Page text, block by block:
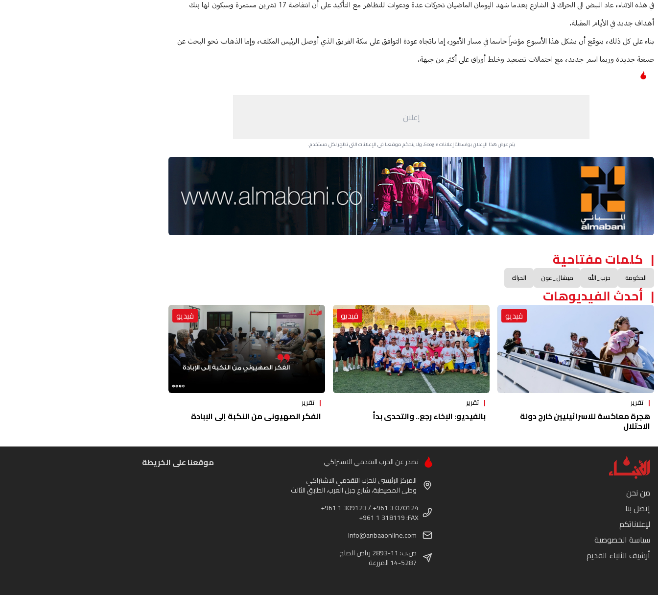
في هذه الاثناء، عاد النبض الى الحراك في الشارع بعدما شهد اليومان الماضيان تحركات عدة ودعوات للتظاهر مع التأكيد على أن انتفاضة 17 تشرين مستمرة وسيكون لها بنك
أهداف جديد في الأيام المقبلة.
بناء على كل ذلك، يتوقع أن يشكل هذا الأسبوع مؤشراً حاسما في مسار الأمور، إما باتجاه عودة التوافق على سكة الفريق الذي أوصل الرئيس المكلف، وإما الذهاب نحو البحث عن
صيغة جديدة وربما اسم جديد، مع احتمالات تصعيد وخلط أوراق على أكثر من جبهة.
إعلان
يتم عرض هذا الإعلان بواسطة إعلانات Google، ولا يتحكم موقعنا في الإعلانات التي تظهر لكل مستخدم.
Advertisement Section
كلمات مفتاحية
الحكومة حزب_الله ميشال_عون الحراك
أحدث الفيديوهات
فيديو
تقرير
هجرة معاكسة للاسرائيليين خارج دولة
الاحتلال
فيديو
تقرير
بالفيديو: الإخاء رجع.. والتحدي بدأ
فيديو
تقرير
الفكر الصهيوني من النكبة إلى الإبادة
من نحن
إتصل بنا
لإعلاناتكم
سياسة الخصوصية
أرشيف الأنباء القديم
تصدر عن الحزب التقدمي الاشتراكي
المركز الرئيسي للحزب التقدمي الاشتراكي
وطى المصيطبة، شارع جبل العرب، الطابق الثالث
+961 1 309123 / +961 3 070124
+961 1 318119 :FAX
info@anbaaonline.com
ص.ب: 11-2893 رياض الصلح
14-5287 المزرعة
موقعنا على الخريطة